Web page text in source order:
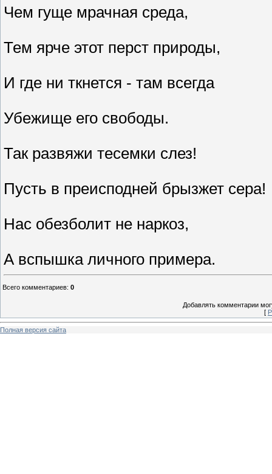
Чем гуще мрачная среда,
Тем ярче этот перст природы,
И где ни ткнется - там всегда
Убежище его свободы.
Так развяжи тесемки слез!
Пусть в преисподней брызжет сера!
Нас обезболит не наркоз,
А вспышка личного примера.
Всего комментариев: 0
Добавлять комментарии
[
Полная версия сайта